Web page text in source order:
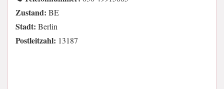
Zustand: BE
Stadt: Berlin
Postleitzahl: 13187